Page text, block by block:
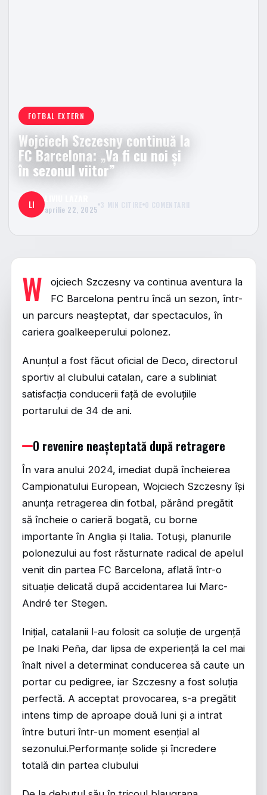
FOTBAL EXTERN
Wojciech Szczesny continuă la
FC Barcelona: „Va fi cu noi și
în sezonul viitor”
LI aprilie 22, 2025 3 MIN CITIRE 0 COMENTARII
W
ojciech Szczesny va continua aventura la
FC Barcelona pentru încă un sezon, într-
un parcurs neașteptat, dar spectaculos, în
cariera goalkeeperului polonez.
Anunțul a fost făcut oficial de Deco, directorul
sportiv al clubului catalan, care a subliniat
satisfacția conducerii față de evoluțiile
portarului de 34 de ani.
O revenire neașteptată după retragere
În vara anului 2024, imediat după încheierea
Campionatului European, Wojciech Szczesny își
anunța retragerea din fotbal, părând pregătit
să încheie o carieră bogată, cu borne
importante în Anglia și Italia. Totuși, planurile
polonezului au fost răsturnate radical de apelul
venit din partea FC Barcelona, aflată într-o
situație delicată după accidentarea lui Marc-
André ter Stegen.
Inițial, catalanii l-au folosit ca soluție de urgență
pe Inaki Peña, dar lipsa de experiență la cel mai
înalt nivel a determinat conducerea să caute un
portar cu pedigree, iar Szczesny a fost soluția
perfectă. A acceptat provocarea, s-a pregătit
intens timp de aproape două luni și a intrat
între buturi într-un moment esențial al
sezonului.Performanțe solide și încredere
totală din partea clubului